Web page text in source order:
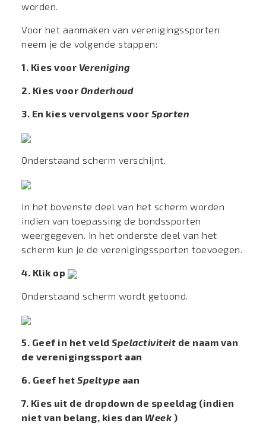
worden.
Voor het aanmaken van verenigingssporten
neem je de volgende stappen:
1. Kies voor Vereniging
2. Kies voor Onderhoud
3. En kies vervolgens voor Sporten
Onderstaand scherm verschijnt.
In het bovenste deel van het scherm worden
indien van toepassing de bondssporten
weergegeven. In het onderste deel van het
scherm kun je de verenigingssporten toevoegen.
4. Klik op
Onderstaand scherm wordt getoond.
5. Geef in het veld Spelactiviteit de naam van
de verenigingssport aan
6. Geef het Speltype aan
7. Kies uit de dropdown de speeldag (indien
niet van belang, kies dan Week )